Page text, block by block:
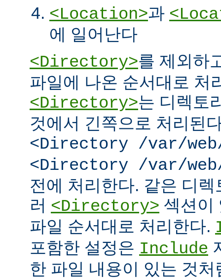
<Location>과
에 일어난다
<Directory>를 제외하
파일에 나온 순서대로 처
<Directory>는 디렉토
것에서 긴쪽으로 처리된
<Directory /var/
<Directory /var/
전에 처리한다. 같은 디
러 <Directory> 섹션이
파일 순서대로 처리한다.
포함한 설정은 Include
한 파일 내용이 있는 것처